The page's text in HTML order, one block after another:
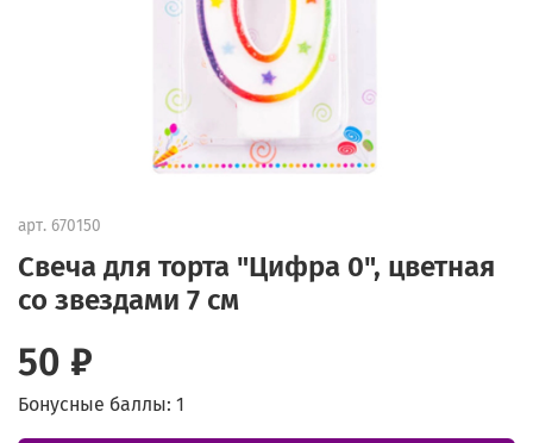
арт. 670150
Свеча для торта "Цифра 0", цветная
со звездами 7 см
50 ₽
Бонусные баллы: 1